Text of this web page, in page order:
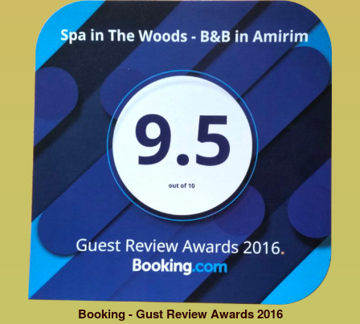
Booking - Gust Review Awards 2016